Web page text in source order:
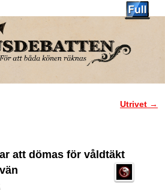
Utrivet →
att dömas för våldtäkt